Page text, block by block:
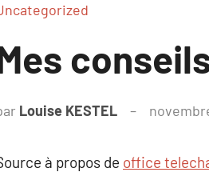
Louise KESTEL
à propos de office